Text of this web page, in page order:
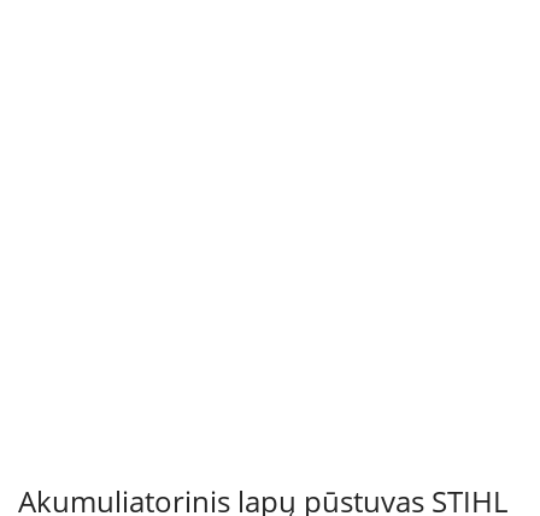
Akumuliatorinis lapų pūstuvas STIHL